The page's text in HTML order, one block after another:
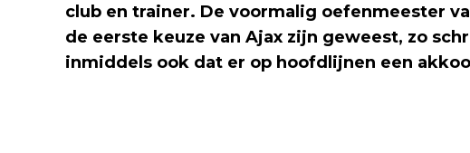
club en trainer. De voormalig oefenmeester
de eerste keuze van Ajax zijn geweest, zo
inmiddels ook dat er op hoofdlijnen een